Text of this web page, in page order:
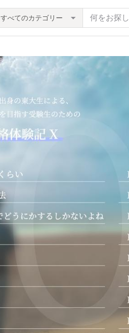
すべてのカテゴリー